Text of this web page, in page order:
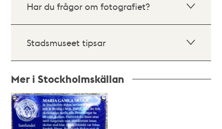
Har du frågor om fotografiet?
Stadsmuseet tipsar
Mer i Stockholmskällan
Relaterade
poster
och